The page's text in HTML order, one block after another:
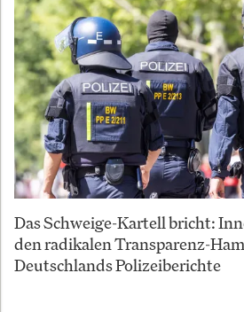
Das Schweige-Kartell bricht:
den radikalen Transparenz-
Deutschlands Polizeiberichte